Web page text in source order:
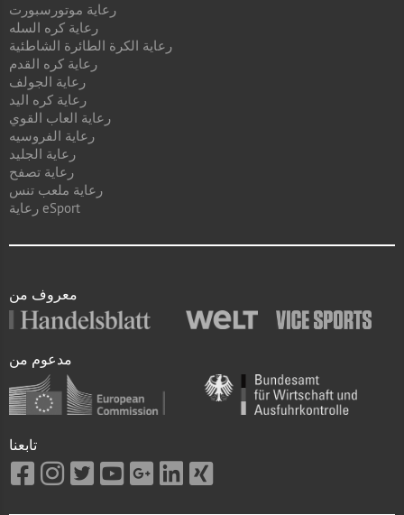
رعاية موتورسبورت
رعاية كره السله
رعاية الكرة الطائرة الشاطئية
رعاية كره القدم
رعاية الجولف
رعاية كره اليد
رعاية العاب القوي
رعاية الفروسيه
رعاية الجليد
رعاية تصفح
رعاية ملعب تنس
رعاية eSport
معروف من
مدعوم من
تابعنا